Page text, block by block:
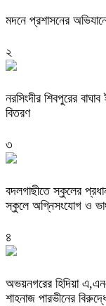
মদনে প্রশাসনের
২
নরসিংদীর শিবপুরের
বিতরণ
৩
বদলগাছীতে স্কুলের
স্কুলে অগ্নিসংযোগ ও
৪
অভয়নগরের হিদিয়া
শাহনাজ পারভীনের